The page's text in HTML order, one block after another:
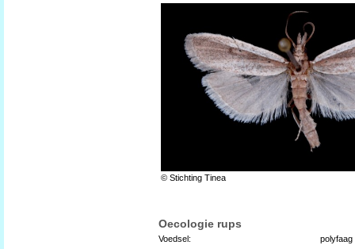
© Stichting Tinea
Oecologie rups
Voedsel: